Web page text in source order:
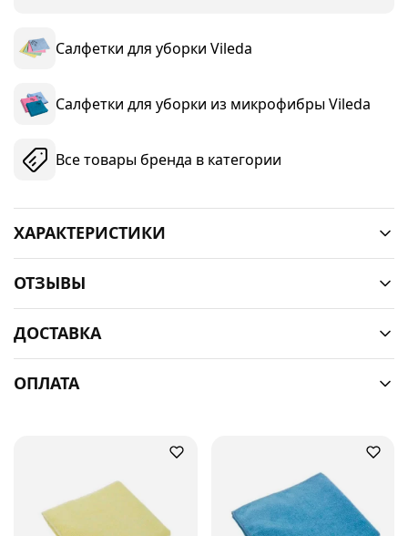
Салфетки для уборки Vileda
Салфетки для уборки из микрофибры Vileda
Все товары бренда в категории
ХАРАКТЕРИСТИКИ
ОТЗЫВЫ
ДОСТАВКА
ОПЛАТА